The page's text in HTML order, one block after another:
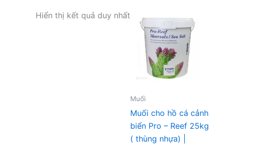
Hiển thị kết quả duy nhất
Muối
Muối cho hồ cá cảnh
biển Pro – Reef 25kg
( thùng nhựa) |